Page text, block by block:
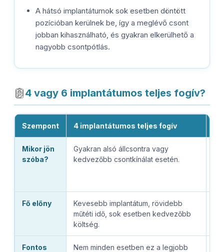
A hátsó implantátumok sok esetben döntött
pozícióban kerülnek be, így a meglévő csont
jobban kihasználható, és gyakran elkerülhető a
nagyobb csontpótlás.
4 vagy 6 implantátumos teljes fogív?
Szempont 4 implantátumos teljes fogív
Mikor jön
szóba?
Gyakran alsó állcsontra vagy
kedvezőbb csontkínálat esetén.
Fő előny
Kevesebb implantátum, rövidebb
műtéti idő, sok esetben kedvezőbb
költség.
Fontos
Nem minden esetben ez a legjobb